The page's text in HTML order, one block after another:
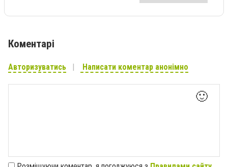
Коментарі
Авторизуватись Написати коментар анонімно
🙂